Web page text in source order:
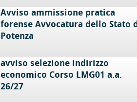
Avviso ammissione pratica
forense Avvocatura dello Stato
Potenza
avviso selezione indirizzo
economico Corso LMG01 a.a.
26/27